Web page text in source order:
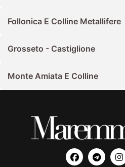
Follonica E Colline Metallifere
Grosseto - Castiglione
Monte Amiata E Colline